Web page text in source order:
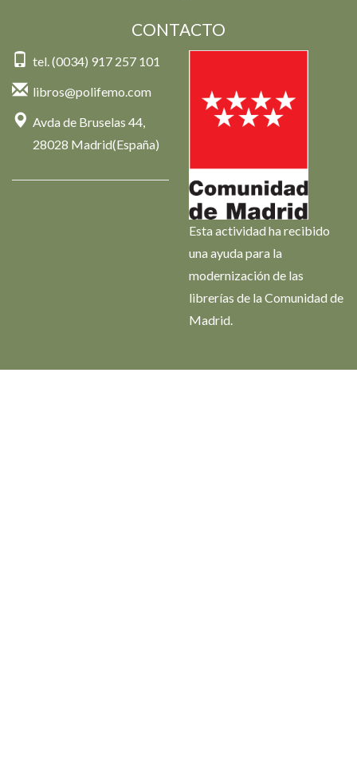
CONTACTO
tel. (0034) 917 257 101
libros@polifemo.com
Avda de Bruselas 44,
28028 Madrid(España)
Esta actividad ha recibido
una ayuda para la
modernización de las
librerías de la Comunidad de
Madrid.